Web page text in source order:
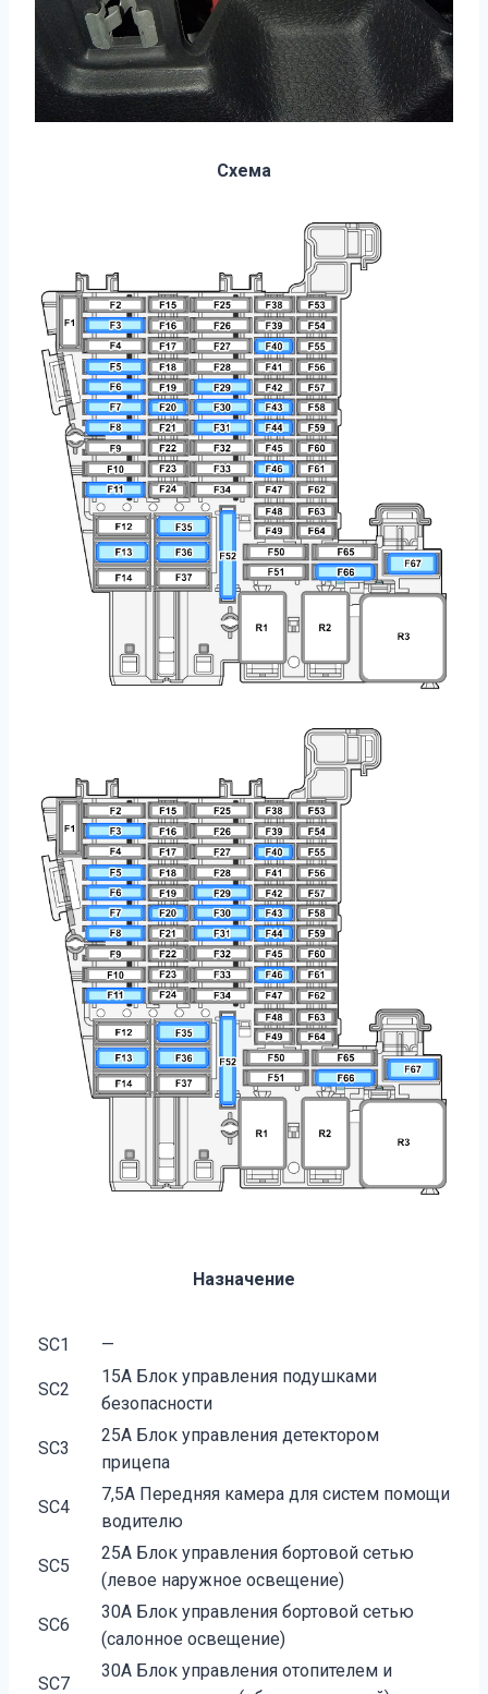
Схема
Назначение
SC1 —
SC2
15А Блок управления подушками
безопасности
SC3
25А Блок управления детектором
прицепа
SC4
7,5А Передняя камера для систем помощи
водителю
SC5
25А Блок управления бортовой сетью
(левое наружное освещение)
SC6
30А Блок управления бортовой сетью
(салонное освещение)
SC7
30А Блок управления отопителем и